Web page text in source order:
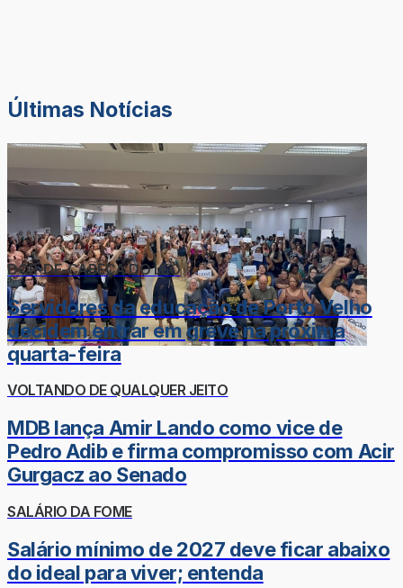
Últimas Notícias
DOR-DE-CABEÇA DO LÉO
Servidores da educação de Porto Velho
decidem entrar em greve na próxima
quarta-feira
VOLTANDO DE QUALQUER JEITO
MDB lança Amir Lando como vice de
Pedro Adib e firma compromisso com Acir
Gurgacz ao Senado
SALÁRIO DA FOME
Salário mínimo de 2027 deve ficar abaixo
do ideal para viver; entenda